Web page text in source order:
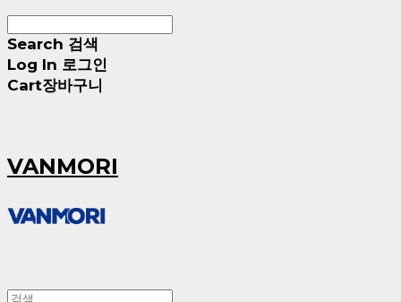
Search 검색
Log In 로그인
Cart장바구니
VANMORI